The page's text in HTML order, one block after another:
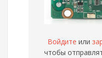
Войдите или
чтобы